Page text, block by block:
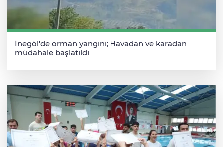
İnegöl'de orman yangını; Havadan ve karadan
müdahale başlatıldı